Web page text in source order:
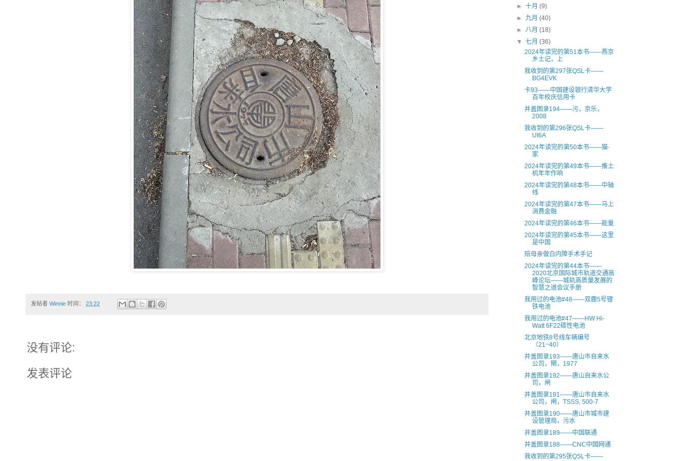
发帖者 Winnie 时间： 23:22
没有评论:
发表评论
►十月(9)
► 九月(40)
►八月(18)
▼七月(36)
2024年读完的第51本书——燕京
乡土记，上
我收到的第297张QSL卡——
BG4EVK
卡93——中国建设银行清华大学
百年校庆信用卡
井盖图录194——污，京乐，
2008
我收到的第296张QSL卡——
UI6A
2024年读完的第50本书——猫·
家
2024年读完的第49本书——推土
机年年作响
2024年读完的第48本书——中轴
线
2024年读完的第47本书——马上
消费金融
2024年读完的第46本书——能量
2024年读完的第45本书——这里
是中国
陪母亲做白内障手术手记
2024年读完的第44本书——
2020北京国际城市轨道交通高
峰论坛——城轨高质量发展的
智慧之道会议手册
我用过的电池#48——双鹿5号锂
铁电池
我用过的电池#47——HW Hi-
Watt 6F22碳性电池
北京地铁8号线车辆编号
（21~40）
井盖图录193——唐山市自来水
公司，閘，1977
井盖图录192——唐山自来水公
司，闸
井盖图录191——唐山市自来水
公司，闸，TSSS, 500-7
井盖图录190——唐山市城市建
设管理局，污水
井盖图录189——中国联通
井盖图录188——CNC中国网通
我收到的第295张QSL卡——